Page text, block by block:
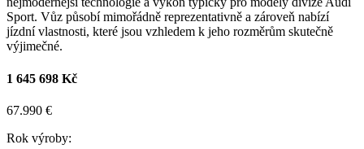
Sport. Vůz působí mimořádně reprezentativně a zároveň nabízí
jízdní vlastnosti, které jsou vzhledem k jeho rozměrům skutečně
výjimečné.
1 645 698 Kč
67.990 €
Rok výroby: